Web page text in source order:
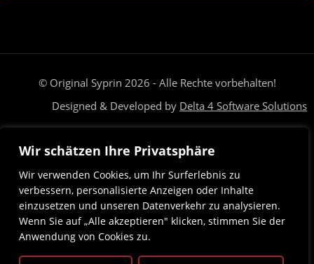
Wir schätzen Ihre Privatsphäre
Wir verwenden Cookies, um Ihr Surferlebnis zu
verbessern, personalisierte Anzeigen oder Inhalte
einzusetzen und unseren Datenverkehr zu analysieren.
Wenn Sie auf „Alle akzeptieren" klicken, stimmen Sie der
Anwendung von Cookies zu.
© Original Syprin 2026 - Alle Rechte vorbehalten!
Designed & Developed by Delta 4 Software Solutions
Deutsch Magyar(Ungarisch